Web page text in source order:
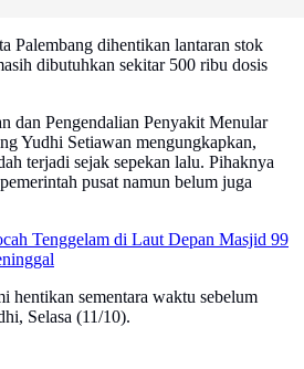
Palembang dihentikan lantaran stok
dibutuhkan sekitar 500 ribu dosis
dan Pengendalian Penyakit Menular
Yudhi Setiawan mengungkapkan,
terjadi sejak sepekan lalu. Pihaknya
pusat namun belum juga
Tenggelam di Laut Depan Masjid 99
hentikan sementara waktu sebelum
Selasa (11/10).